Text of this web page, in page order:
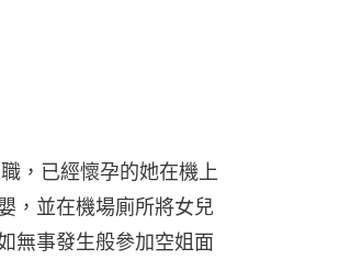
，已經懷孕的她在機上
，並在機場廁所將女兒
無事發生般參加空姐面